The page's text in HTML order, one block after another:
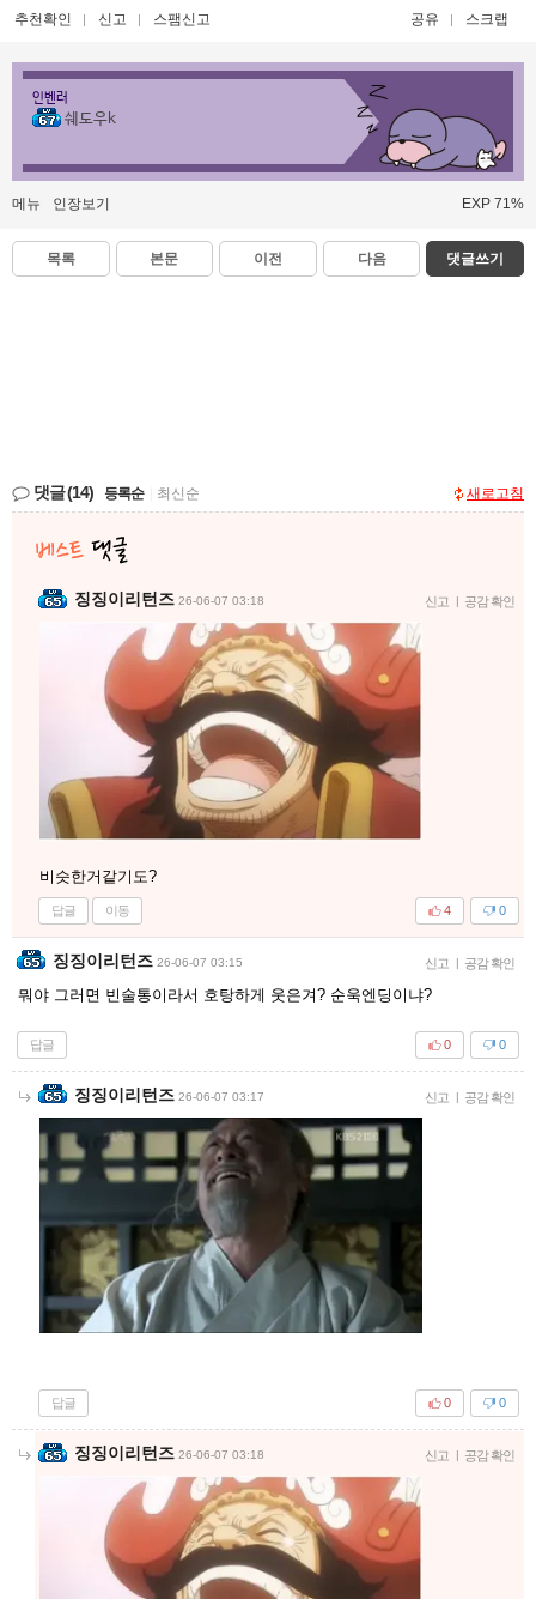
추천확인 신고 스팸신고 공유 스크랩
인벤러
쉐도우k
메뉴 인장보기 EXP 71%
목록 본문 이전 다음 댓글쓰기
댓글(14) 등록순 최신순 새로고침
징징이리턴즈 26-06-07 03:18 신고 | 공감 확인
비슷한거같기도?
답글 이동 0
4
징징이리턴즈 26-06-07 03:15 신고 | 공감 확인
뭐야 그러면 빈술통이라서 호탕하게 웃은겨? 순욱엔딩이냐?
답글 0
0
징징이리턴즈 26-06-07 03:17 신고 | 공감 확인
답글 0
0
징징이리턴즈 26-06-07 03:18 신고 | 공감 확인